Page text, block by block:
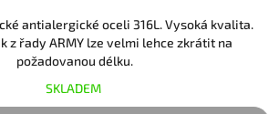
antialergické oceli 316L. Vysoká kvalita.
z řady ARMY lze velmi lehce zkrátit na
požadovanou délku.
SKLADEM